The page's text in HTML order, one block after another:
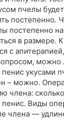
пчелы будет
постепенно.
постепенно
в размере.
с
можно
пенис укусами
– можно.
члена:
пенис. Виды
члена —